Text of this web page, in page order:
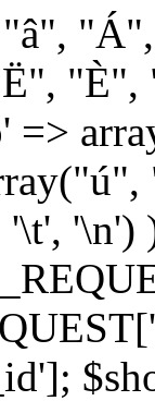
'\t',